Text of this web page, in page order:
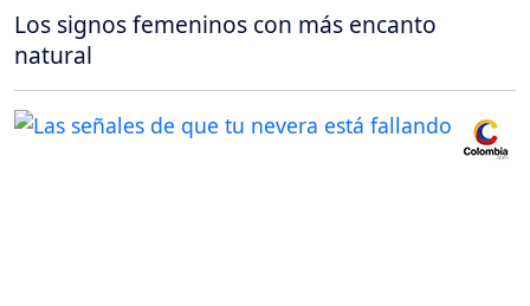
Los signos femeninos con más encanto
natural